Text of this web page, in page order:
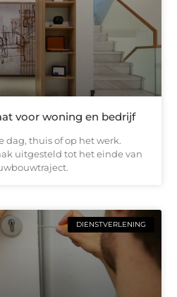
voor woning en bedrijf
dag, thuis of op het werk.
uitgesteld tot het einde van
DIENSTVERLENING